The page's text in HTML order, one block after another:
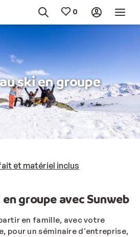
ski en groupe
et matériel inclus
groupe avec Sunweb
en famille, avec votre
pour un séminaire d'entreprise,